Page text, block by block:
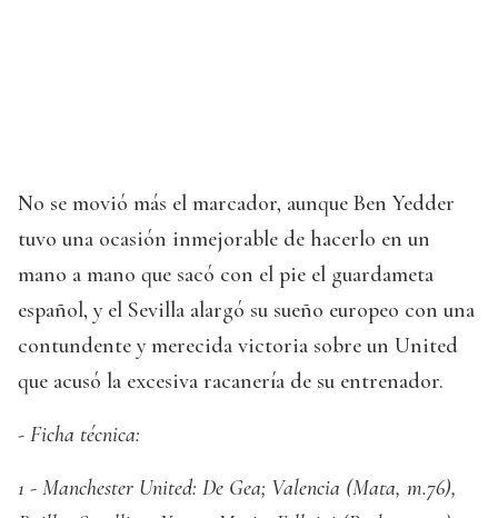
No se movió más el marcador, aunque Ben Yedder
tuvo una ocasión inmejorable de hacerlo en un
mano a mano que sacó con el pie el guardameta
español, y el Sevilla alargó su sueño europeo con una
contundente y merecida victoria sobre un United
que acusó la excesiva racanería de su entrenador.
- Ficha técnica:
1 - Manchester United: De Gea; Valencia (Mata, m.76),